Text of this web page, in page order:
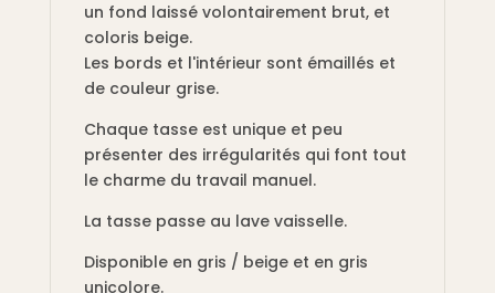
un fond laissé volontairement brut, et
coloris beige.
Les bords et l'intérieur sont émaillés et
de couleur grise.
Chaque tasse est unique et peu
présenter des irrégularités qui font tout
le charme du travail manuel.
La tasse passe au lave vaisselle.
Disponible en gris / beige et en gris
unicolore.